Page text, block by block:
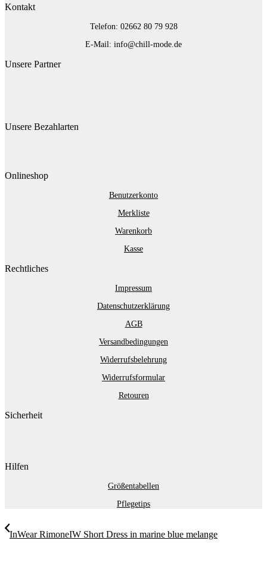
Kontakt
Telefon: 02662 80 79 928‬
E-Mail: info@chill-mode.de
Unsere Partner
Unsere Bezahlarten
Onlineshop
Benutzerkonto
Merkliste
Warenkorb
Kasse
Rechtliches
Impressum
Datenschutzerklärung
AGB
Versandbedingungen
Widerrufsbelehrung
Widerrufsformular
Retouren
Sicherheit
Hilfen
Größentabellen
Pflegetips
InWear RimoneIW Short Dress in marine blue melange